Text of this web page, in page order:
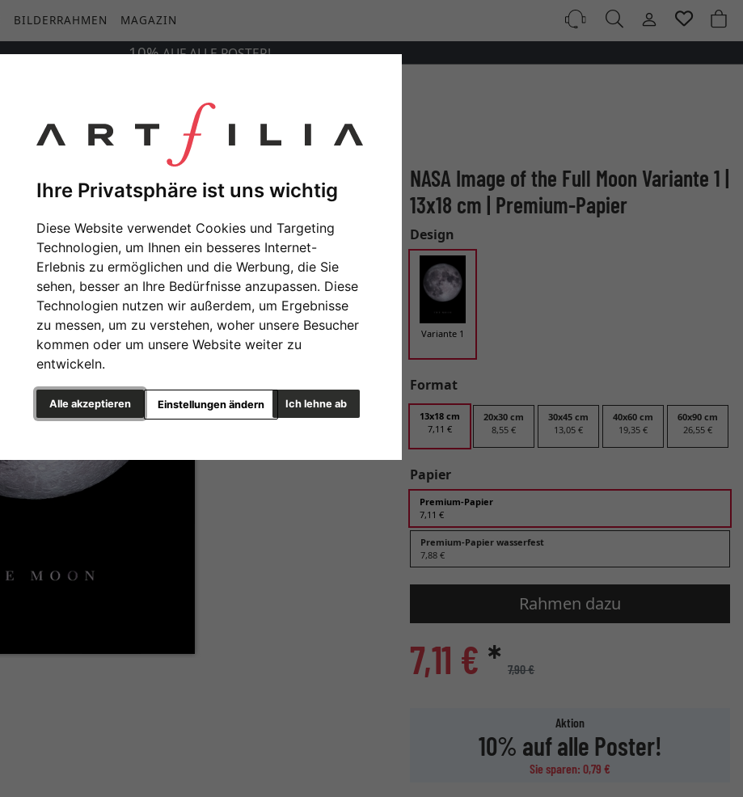
Ihre Privatsphäre ist uns wichtig
Diese Website verwendet Cookies und Targeting
Technologien, um Ihnen ein besseres Internet-
Erlebnis zu ermöglichen und die Werbung, die Sie
sehen, besser an Ihre Bedürfnisse anzupassen. Diese
Technologien nutzen wir außerdem, um Ergebnisse
zu messen, um zu verstehen, woher unsere Besucher
kommen oder um unsere Website weiter zu
entwickeln.
Alle akzeptieren Ich lehne ab
Einstellungen ändern
BILDERRAHMEN MAGAZIN
10%AUFALLEPOSTER!
NASA Image of the Full Moon Variante 1 |
13x18 cm | Premium-Papier
Design
Variante 1
Format
13x18 cm
7,11 €
20x30 cm
8,55 €
30x45 cm
13,05 €
40x60 cm
19,35 €
60x90 cm
26,55 €
Papier
Premium-Papier
7,11 €
Premium-Papier wasserfest
7,88 €
Rahmen dazu
7,11 € * 7,90 €
Aktion
10% auf alle Poster!
Sie sparen: 0,79 €